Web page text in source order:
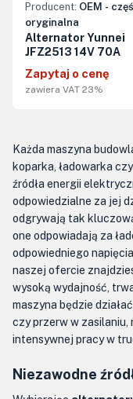
Producent: OEM -
oryginalna
Alternator Yunnei
JFZ2513 14V 70A
Zapytaj o cenę
zawiera VAT 23%
Każda maszyna
koparka, ładowarka
źródła energii
odpowiedzialne za jej
odgrywają tak
one odpowiadają za
odpowiedniego
naszej ofercie
wysoką wydajność,
maszyna będzie
czy przerw w zasilaniu,
intensywnej pracy w
Niezawodne